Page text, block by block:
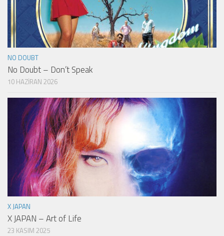
NO DOUBT
No Doubt – Don’t Speak
10 HAZIRAN 2026
X JAPAN
X JAPAN – Art of Life
23 KASIM 2025